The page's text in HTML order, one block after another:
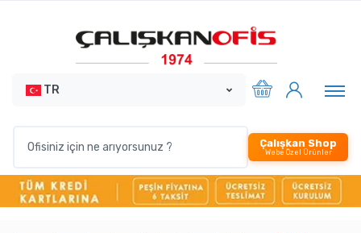
TR
Çalışkan Shop
Webe Özel Ürünler